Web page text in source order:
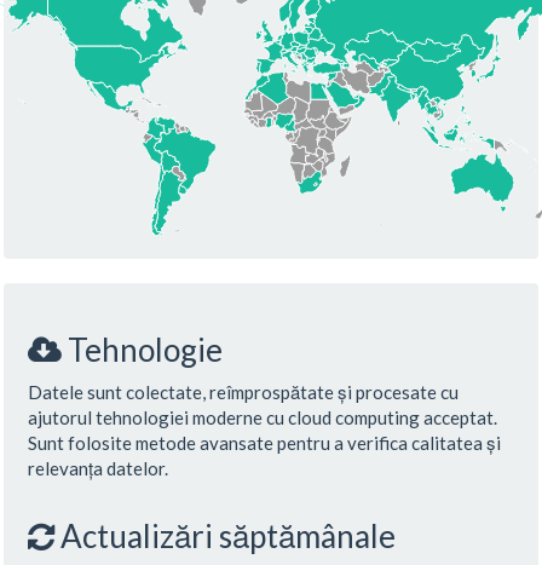
Tehnologie
Datele sunt colectate, reîmprospătate și procesate cu
ajutorul tehnologiei moderne cu cloud computing acceptat.
Sunt folosite metode avansate pentru a verifica calitatea și
relevanța datelor.
Actualizări săptămânale